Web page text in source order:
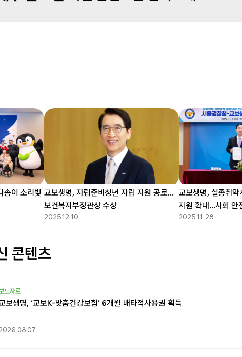
솜이 소리빛 교보생명, 자립준비청년 자립 지원 공로…
보건복지부장관상 수상
2025.12.10
교보생명, 실종취약
지원 확대…사회 안
2025.11.28
콘텐츠
도자료
보생명, ‘교보K-맞춤건강보험’ 6개월 배타적사용권 획득